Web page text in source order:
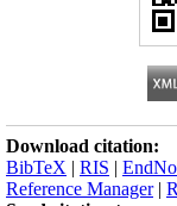
Download citation:
BibTeX | RIS |
Reference Manager|